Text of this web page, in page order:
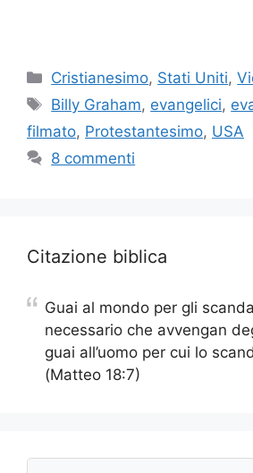
Categorie
Cristianesimo, Stati Uniti,
Tag
Billy Graham, evangelici,
filmato, Protestantesimo, USA
8 commenti
Citazione biblica
Guai al mondo per gli
necessario che avvengan
guai all’uomo per cui lo
(Matteo 18:7)